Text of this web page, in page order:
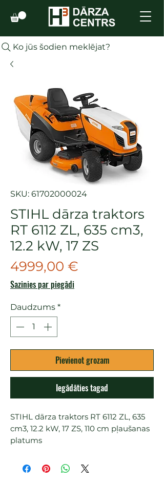
Ko jūs šodien meklējat?
SKU: 61702000024
STIHL dārza traktors
RT 6112 ZL, 635 cm3,
12.2 kW, 17 ZS
4999,00 €
Sazinies par piegādi
Daudzums *
Pievienot grozam
Iegādāties tagad
STIHL dārza traktors RT 6112 ZL, 635
cm3, 12.2 kW, 17 ZS, 110 cm pļaušanas
platums